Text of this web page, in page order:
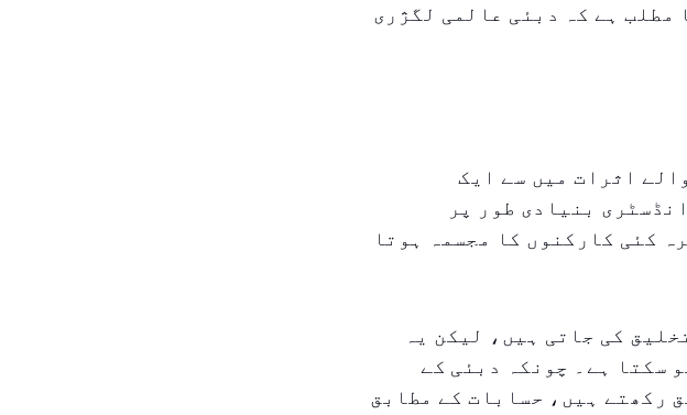
مطلب ہے کہ دبئی عالمی لگژری
اثرات میں سے ایک
بنیادی طور پر
کئی کارکنوں کا مجسمہ ہوتا
رووم تخلیق کی جاتی ہیں، لیکن یہ
سکتا ہے۔ چونکہ دبئی کے
رکھتے ہیں، حسابات کے مطابق